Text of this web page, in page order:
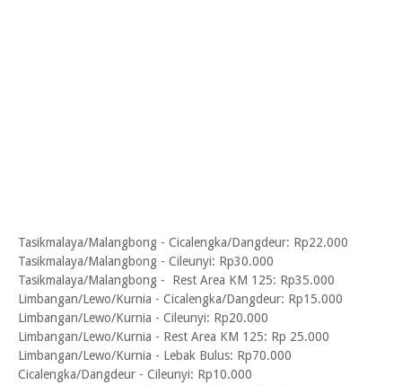
Tasikmalaya/Malangbong - Cicalengka/Dangdeur: Rp22.000
Tasikmalaya/Malangbong - Cileunyi: Rp30.000
Tasikmalaya/Malangbong - Rest Area KM 125: Rp35.000
Limbangan/Lewo/Kurnia - Cicalengka/Dangdeur: Rp15.000
Limbangan/Lewo/Kurnia - Cileunyi: Rp20.000
Limbangan/Lewo/Kurnia - Rest Area KM 125: Rp 25.000
Limbangan/Lewo/Kurnia - Lebak Bulus: Rp70.000
Cicalengka/Dangdeur - Cileunyi: Rp10.000